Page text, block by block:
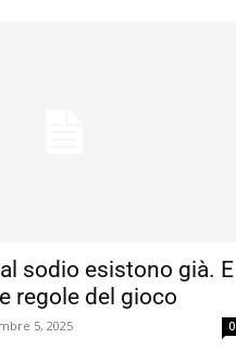
sodio esistono già. E
regole del gioco
5, 2025 0